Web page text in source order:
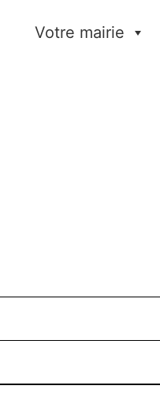
Votre mairie